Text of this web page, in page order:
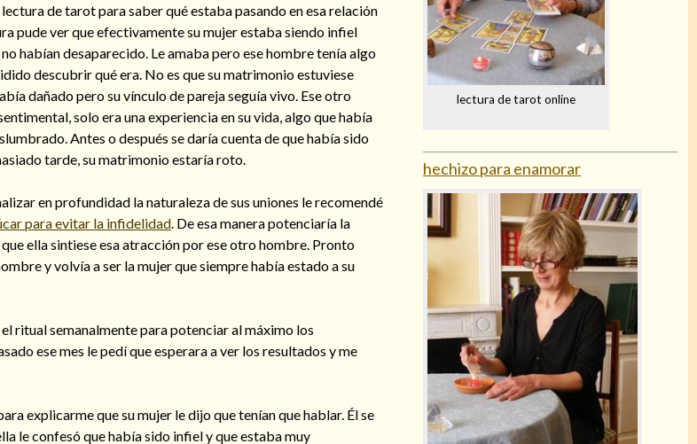
de tarot para saber qué estaba pasando en esa relación
pude ver que efectivamente su mujer estaba siendo infiel
habían desaparecido. Le amaba pero ese hombre tenía algo
descubrir qué era. No es que su matrimonio estuviese
dañado pero su vínculo de pareja seguía vivo. Ese otro
solo era una experiencia en su vida, algo que había
Antes o después se daría cuenta de que había sido
tarde, su matrimonio estaría roto.
en profundidad la naturaleza de sus uniones le recomendé
para evitar la infidelidad . De esa manera potenciaría la
ella sintiese esa atracción por ese otro hombre. Pronto
y volvía a ser la mujer que siempre había estado a su
ritual semanalmente para potenciar al máximo los
ese mes le pedí que esperara a ver los resultados y me
explicarme que su mujer le dijo que tenían que hablar. Él se
le confesó que había sido infiel y que estaba muy
lectura de tarot online
hechizo para enamorar